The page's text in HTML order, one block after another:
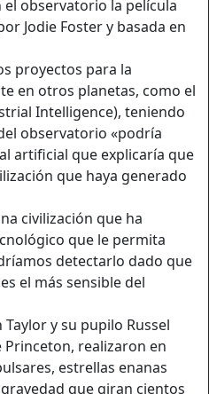
observatorio la película
Jodie Foster y basada en
proyectos para la
en otros planetas, como el
Intelligence), teniendo
observatorio «podría
artificial que explicaría que
que haya generado
civilización que ha
que le permita
detectarlo dado que
el más sensible del
y su pupilo Russel
Princeton, realizaron en
estrellas enanas
que giran cientos